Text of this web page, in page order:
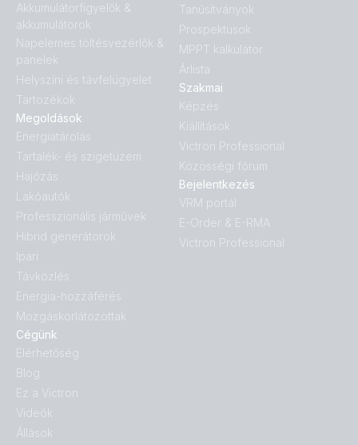
Akkumulátorfigyelők &
akkumulátorok
Napelemes töltésvezérlők &
panelek
Helyszíni és távfelügyelet
Tartozékok
Megoldások
Energiatárolás
Tartalék- és szigetüzem
Hajózás
Lakóautók
Professzionális járművek
Hibrid generátorok
Ipari
Távközlés
Energia-hozzáférés
Mozgáskorlátozottak
Cégünk
Elérhetőség
Blog
Ez a Victron
Videók
Állások
Tanúsítványok
Prospektusok
MPPT kalkulátor
Árlista
Szakmai
Képzés
Kiállítások
Victron Professional
Közösségi fórum
Bejelentkezés
VRM portál
E-Order & E-RMA
Victron Professional